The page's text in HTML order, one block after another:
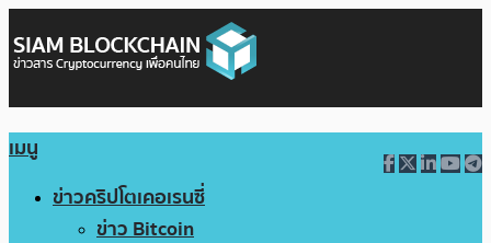
เมนู
ข่าวคริปโตเคอเรนซี่
ข่าว Bitcoin